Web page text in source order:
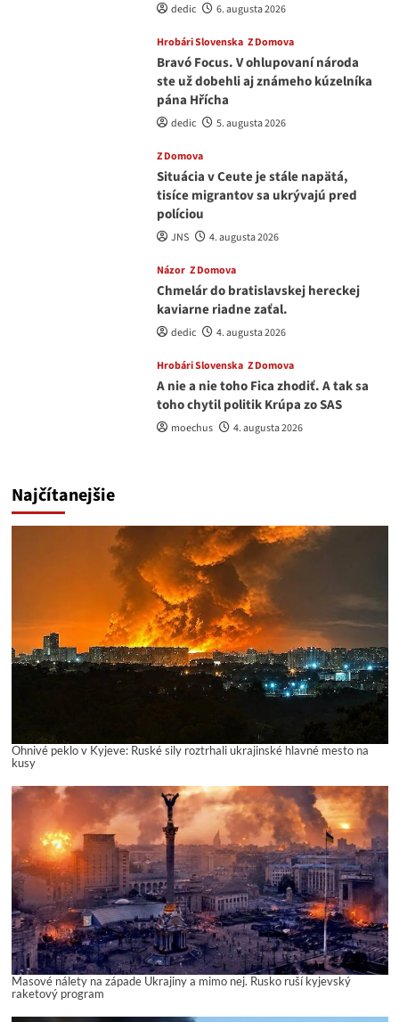
dedic 6. augusta 2026
Hrobári Slovenska Z Domova
Bravó Focus. V ohlupovaní národa
ste už dobehli aj známeho kúzelníka
pána Hřícha
dedic 5. augusta 2026
Z Domova
Situácia v Ceute je stále napätá,
tisíce migrantov sa ukrývajú pred
políciou
JNS 4. augusta 2026
Názor Z Domova
Chmelár do bratislavskej hereckej
kaviarne riadne zaťal.
dedic 4. augusta 2026
Hrobári Slovenska Z Domova
A nie a nie toho Fica zhodiť. A tak sa
toho chytil politik Krúpa zo SAS
moechus 4. augusta 2026
Najčítanejšie
Ohnivé peklo v Kyjeve: Ruské sily roztrhali ukrajinské hlavné mesto na
kusy
Masové nálety na západe Ukrajiny a mimo nej. Rusko ruší kyjevský
raketový program